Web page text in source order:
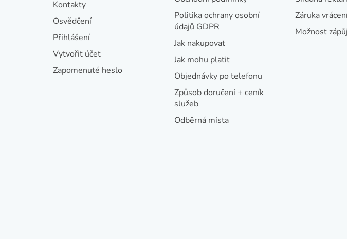
Kontakty
Osvědčení
Přihlášení
Vytvořit účet
Zapomenuté heslo
Politika ochrany osobní
údajů GDPR
Jak nakupovat
Jak mohu platit
Objednávky po telefonu
Způsob doručení + ceník
služeb
Odběrná místa
Záruka
Možnost